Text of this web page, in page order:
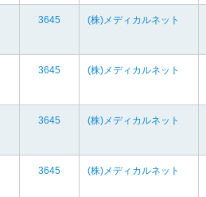
3645 (株)メディカルネット
3645 (株)メディカルネット
3645 (株)メディカルネット
3645 (株)メディカルネット